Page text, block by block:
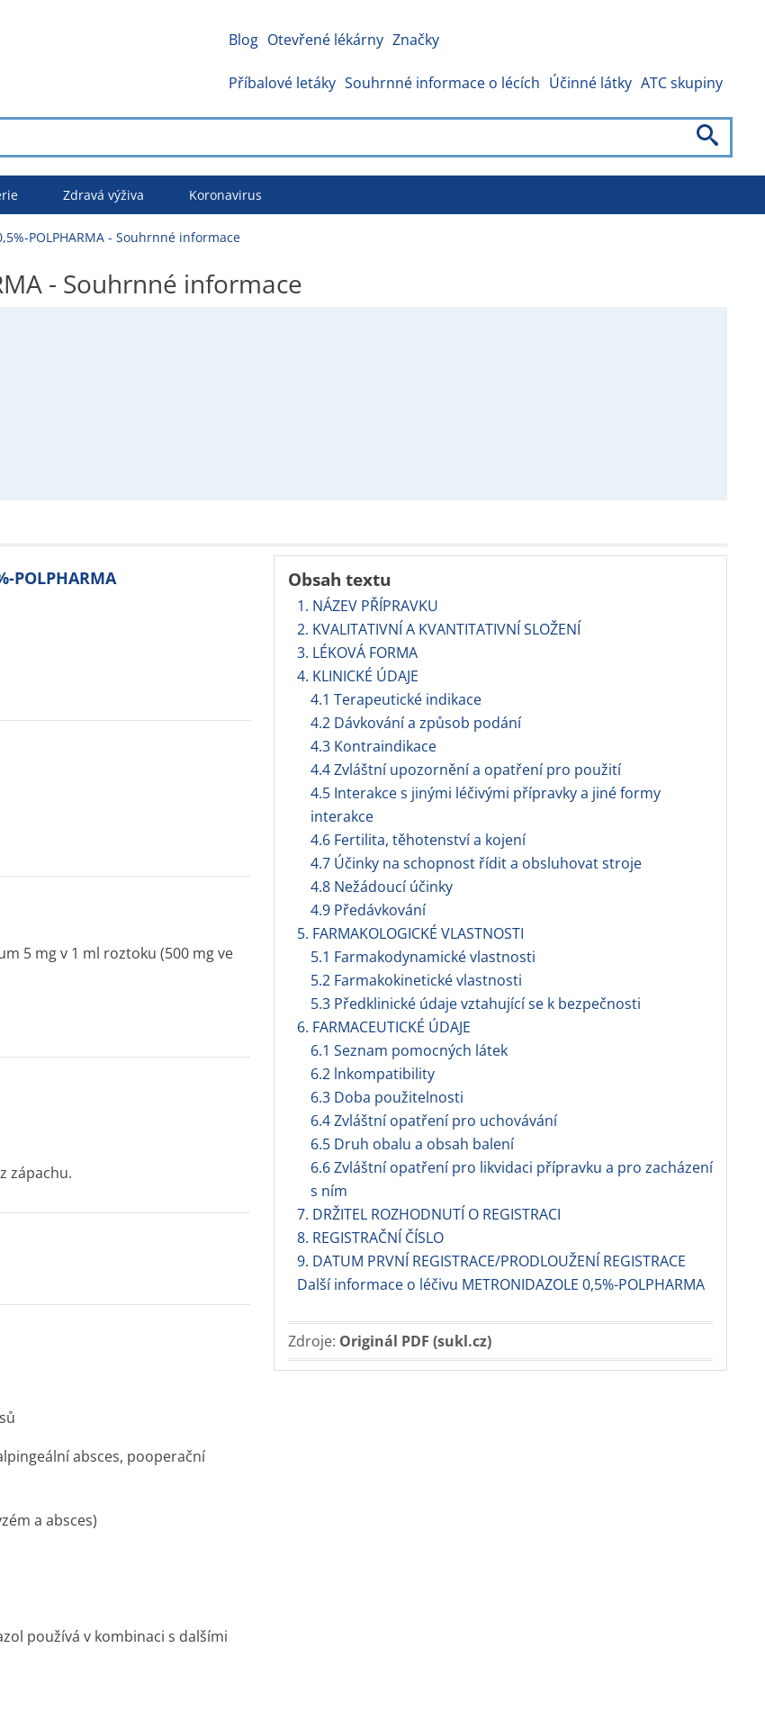
Blog Otevřené lékárny Značky
Příbalové letáky Souhrnné informace o lécích Účinné látky ATC skupiny
Zdravá výživa Koronavirus
POLPHARMA - Souhrnné informace
- Souhrnné informace
Obsah textu
1. NÁZEV PŘÍPRAVKU
2. KVALITATIVNÍ A KVANTITATIVNÍ SLOŽENÍ
3. LÉKOVÁ FORMA
4. KLINICKÉ ÚDAJE
4.1 Terapeutické indikace
4.2 Dávkování a způsob podání
4.3 Kontraindikace
4.4 Zvláštní upozornění a opatření pro použití
4.5 Interakce s jinými léčivými přípravky a jiné formy
interakce
4.6 Fertilita, těhotenství a kojení
4.7 Účinky na schopnost řídit a obsluhovat stroje
4.8 Nežádoucí účinky
4.9 Předávkování
5. FARMAKOLOGICKÉ VLASTNOSTI
5.1 Farmakodynamické vlastnosti
5.2 Farmakokinetické vlastnosti
5.3 Předklinické údaje vztahující se k bezpečnosti
6. FARMACEUTICKÉ ÚDAJE
6.1 Seznam pomocných látek
6.2 lnkompatibility
6.3 Doba použitelnosti
6.4 Zvláštní opatření pro uchovávání
6.5 Druh obalu a obsah balení
6.6 Zvláštní opatření pro likvidaci přípravku a pro zacházení
s ním
7. DRŽITEL ROZHODNUTÍ O REGISTRACI
8. REGISTRAČNÍ ČÍSLO
9. DATUM PRVNÍ REGISTRACE/PRODLOUŽENÍ REGISTRACE
Další informace o léčivu METRONIDAZOLE 0,5%-POLPHARMA
Zdroje: Originál PDF (sukl.cz)
POLPHARMA
5 mg v 1 ml roztoku (500 mg ve
zápachu.
absces, pooperační
a absces)
používá v kombinaci s dalšími